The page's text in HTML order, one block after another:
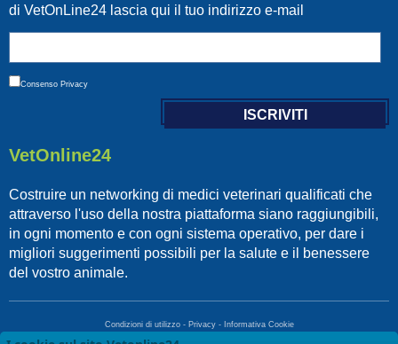
di VetOnLine24 lascia qui il tuo indirizzo e-mail
Consenso Privacy
VetOnline24
Costruire un networking di medici veterinari qualificati che
attraverso l'uso della nostra piattaforma siano raggiungibili,
in ogni momento e con ogni sistema operativo, per dare i
migliori suggerimenti possibili per la salute e il benessere
del vostro animale.
Condizioni di utilizzo- Privacy- Informativa Cookie